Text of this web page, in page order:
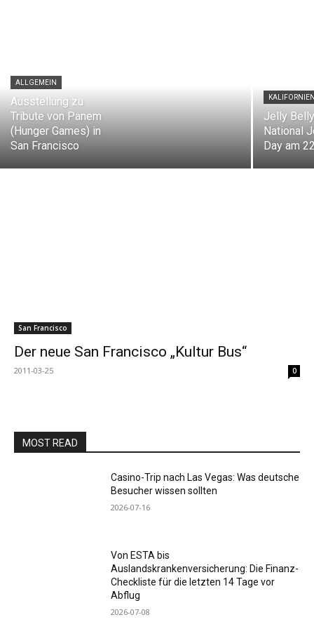
ALLGEMEIN
Ausstellung zu
Tribute von Panem
(Hunger Games) in
San Francisco
Jelly
National
Day am
San Francisco
Der neue San Francisco „Kultur Bus“
2011-03-25 0
MOST READ
Casino-Trip nach Las Vegas: Was deutsche
Besucher wissen sollten
2026-07-16
Von ESTA bis
Auslandskrankenversicherung: Die Finanz-
Checkliste für die letzten 14 Tage vor
Abflug
2026-07-08